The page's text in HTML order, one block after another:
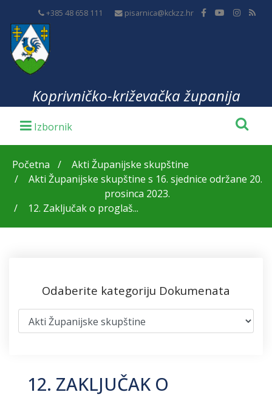
+385 48 658 111 pisarnica@kckzz.hr
Koprivničko-križevačka županija
Početna
Akti Županijske skupštine
Akti Županijske skupštine s 16. sjednice održane 20.
prosinca 2023.
12. Zaključak o proglaš...
Odaberite kategoriju Dokumenata
12. ZAKLJUČAK O